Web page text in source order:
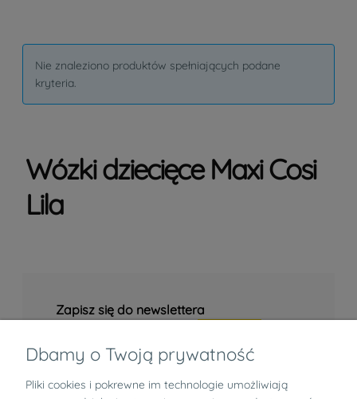
Nie znaleziono produktów spełniających podane
kryteria.
Wózki dziecięce Maxi Cosi
Lila
Zapisz się do newslettera
Informacje
Dbamy o Twoją prywatność
Pliki cookies i pokrewne im technologie umożliwiają